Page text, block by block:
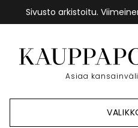
Sivusto arkistoitu.
sisältöön
Asiaa